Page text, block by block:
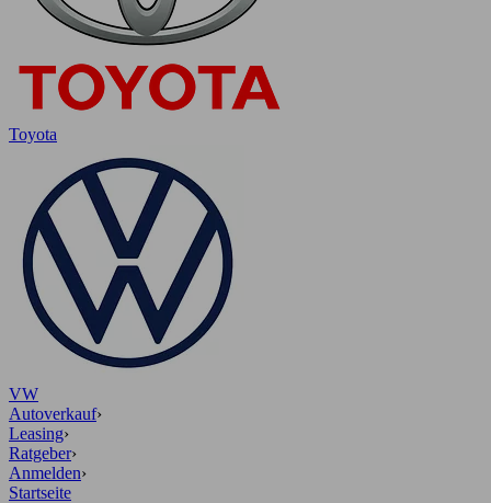
Toyota
VW
Autoverkauf›
Leasing›
Ratgeber›
Anmelden›
Startseite